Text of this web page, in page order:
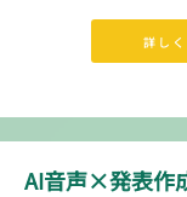
詳し
AI音声×発表作